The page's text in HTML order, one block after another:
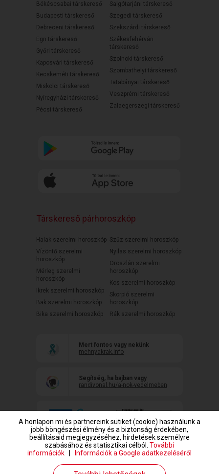
Békéscsabai társkereső
Budapesti társkereső
Debreceni társkereső
Egri társkereső
Győri társkereső
Kaposvári társkereső
Kecskeméti társkereső
Miskolci társkereső
Nyíregyházi társkereső
Pécsi társkereső
Salgótarjáni társkereső
Szegedi társkereső
Szekszárdi társkereső
Székesfehérvári
társkereső
Szolnoki társkereső
Szombathelyi társkereső
Tatabányai társkereső
Veszprémi társkereső
Zalaegerszegi társkereső
Társkereső párhoroszkóp
Halak szerelmi horoszkóp
Vízöntő szerelmi
horoszkóp
Mérleg szerelmi
horoszkóp
Ikrek szerelmi horoszkóp
Bak szerelmi horoszkóp
Bika szerelmi horoszkóp
Szűz szerelmi horoszkóp
Nyilas szerelmi horoszkóp
Oroszlán szerelmi
horoszkóp
Kos szerelmi horoszkóp
Skorpió szerelmi
horoszkóp
Rák szerelmi horoszkóp
Mert fontos vagy nekünk
mehnyakrak.info
Segítség, ha bajban vagy
randivonal.hu/a-nok-vedelmeben
www.randivonal.hu © Copyright 1999-2026 Dating Central Europe Zrt.
A honlapon mi és partnereink sütiket (cookie) használunk a
jobb böngészési élmény és a biztonság érdekében,
beállításaid megjegyzéséhez, hirdetések személyre
szabásához és statisztikai célból. További
információk
Információk a Google adatkezeléséről